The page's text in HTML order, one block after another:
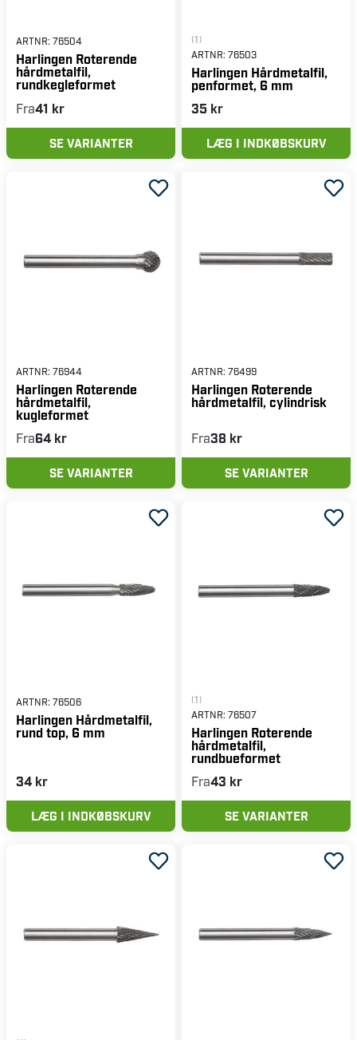
ARTNR: 76504
Harlingen Roterende
hårdmetalfil,
rundkegleformet
Fra41 kr
SE VARIANTER
(1)
ARTNR: 76503
Harlingen Hårdmetalfil,
penformet, 6 mm
35 kr
LÆG I INDKØBSKURV
ARTNR: 76944
Harlingen Roterende
hårdmetalfil,
kugleformet
Fra64 kr
SE VARIANTER
ARTNR: 76499
Harlingen Roterende
hårdmetalfil, cylindrisk
Fra38 kr
SE VARIANTER
ARTNR: 76506
Harlingen Hårdmetalfil,
rund top, 6 mm
34 kr
LÆG I INDKØBSKURV
(1)
ARTNR: 76507
Harlingen Roterende
hårdmetalfil,
rundbueformet
Fra43 kr
SE VARIANTER